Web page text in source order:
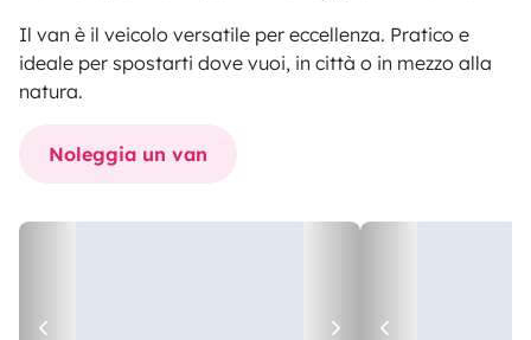
Il van è il veicolo versatile per eccellenza. Pratico e
ideale per spostarti dove vuoi, in città o in mezzo alla
natura.
Noleggia un van